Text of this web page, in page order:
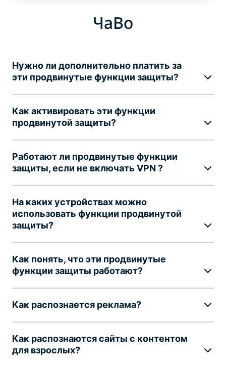
ЧаВо
Нужно ли дополнительно платить за
эти продвинутые функции защиты?
Как активировать эти функции
продвинутой защиты?
Работают ли продвинутые функции
защиты, если не включать VPN ?
На каких устройствах можно
использовать функции продвинутой
защиты?
Как понять, что эти продвинутые
функции защиты работают?
Как распознается реклама?
Как распознаются сайты с контентом
для взрослых?